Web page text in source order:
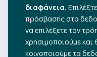
•Απρίλιος 2026
•Μάρτιος 2026
Πλήρες
διαφάνεια.
πρόσβασης στα
να επιλέξετε τον
χρησιμοποιούμε και
κοινοποιούμε τα